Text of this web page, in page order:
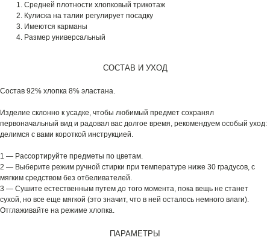
Средней плотности хлопковый трикотаж
Кулиска на талии регулирует посадку
Имеются карманы
Размер универсальный
СОСТАВ И УХОД
Состав 92% хлопка 8% эластана.
Изделие склонно к усадке, чтобы любимый предмет сохранял
первоначальный вид и радовал вас долгое время, рекомендуем особый уход:
делимся с вами короткой инструкцией.
1 — Рассортируйте предметы по цветам.
2 — Выберите режим ручной стирки при температуре ниже 30 градусов, с
мягким средством без отбеливателей.
3 — Сушите естественным путем до того момента, пока вещь не станет
сухой, но все еще мягкой (это значит, что в ней осталось немного влаги).
Отглаживайте на режиме хлопка.
ПАРАМЕТРЫ